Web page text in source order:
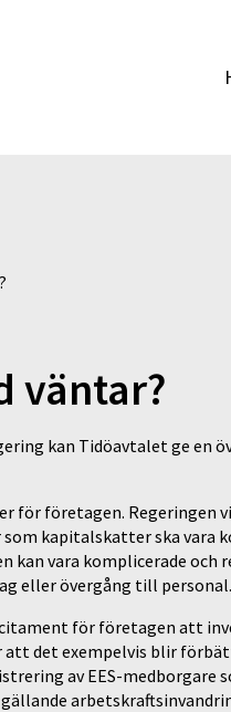
väntar?
kan Tidöavtalet ge en
för företagen.
kapitalskatter ska vara
kan vara komplicerade
eller övergång till personal.
för företagen att
det exempelvis blir
av EES-medborgare